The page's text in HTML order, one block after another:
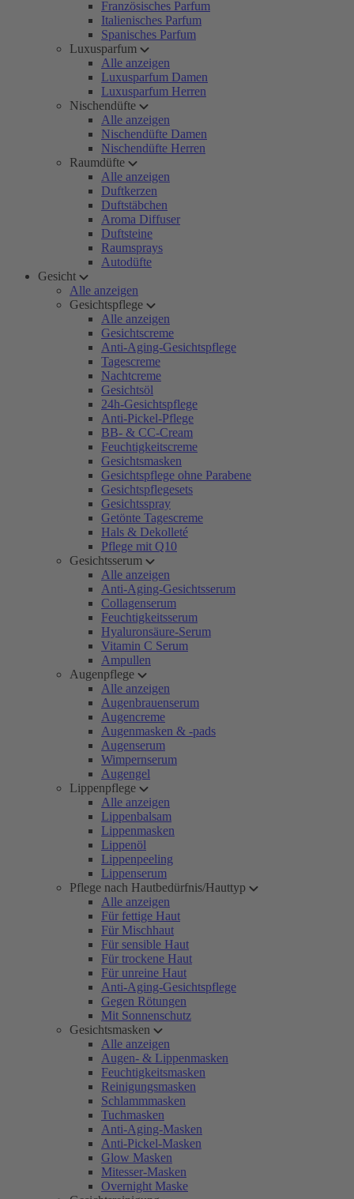
Französisches Parfum
Italienisches Parfum
Spanisches Parfum
Luxusparfum
Alle anzeigen
Luxusparfum Damen
Luxusparfum Herren
Nischendüfte
Alle anzeigen
Nischendüfte Damen
Nischendüfte Herren
Raumdüfte
Alle anzeigen
Duftkerzen
Duftstäbchen
Aroma Diffuser
Duftsteine
Raumsprays
Autodüfte
Gesicht
Alle anzeigen
Gesichtspflege
Alle anzeigen
Gesichtscreme
Anti-Aging-Gesichtspflege
Tagescreme
Nachtcreme
Gesichtsöl
24h-Gesichtspflege
Anti-Pickel-Pflege
BB- & CC-Cream
Feuchtigkeitscreme
Gesichtsmasken
Gesichtspflege ohne Parabene
Gesichtspflegesets
Gesichtsspray
Getönte Tagescreme
Hals & Dekolleté
Pflege mit Q10
Gesichtsserum
Alle anzeigen
Anti-Aging-Gesichtsserum
Collagenserum
Feuchtigkeitsserum
Hyaluronsäure-Serum
Vitamin C Serum
Ampullen
Augenpflege
Alle anzeigen
Augenbrauenserum
Augencreme
Augenmasken & -pads
Augenserum
Wimpernserum
Augengel
Lippenpflege
Alle anzeigen
Lippenbalsam
Lippenmasken
Lippenöl
Lippenpeeling
Lippenserum
Pflege nach Hautbedürfnis/Hauttyp
Alle anzeigen
Für fettige Haut
Für Mischhaut
Für sensible Haut
Für trockene Haut
Für unreine Haut
Anti-Aging-Gesichtspflege
Gegen Rötungen
Mit Sonnenschutz
Gesichtsmasken
Alle anzeigen
Augen- & Lippenmasken
Feuchtigkeitsmasken
Reinigungsmasken
Schlammmasken
Tuchmasken
Anti-Aging-Masken
Anti-Pickel-Masken
Glow Masken
Mitesser-Masken
Overnight Maske